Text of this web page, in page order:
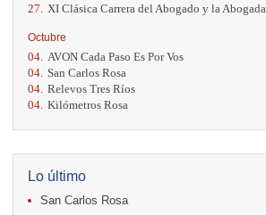
27.
XI Clásica Carrera del Abogado y la Abogada
Octubre
04. AVON Cada Paso Es Por Vos
04. San Carlos Rosa
04. Relevos Tres Ríos
04. Kilómetros Rosa
18. Casa Turire Trail Run
18.
Warriors Run Circuit
18. Samsung Jacó Beach Half Marathon 2026
25. KRun by Under Armour
Lo último
San Carlos Rosa